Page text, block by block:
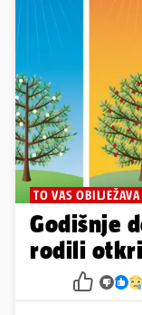
TO VAS OBILJEŽAVA
Godišnje
rodili